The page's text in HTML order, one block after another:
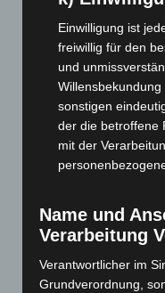
August 2025(90)
Juli 2025(90)
Juni 2025 (103)
Mai 2025(112)
April 2025(88)
März 2025(111)
Februar 2025(96)
Dezember 2024(89)
(94)
Oktober 2024 (93)
Einwilligung ist
freiwillig für den
und
sonstigen
der die betroffene
mit der
Name und
Verarbeitung
Verantwortlicher im
Grundverordnung,